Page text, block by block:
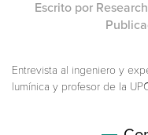
Escrito por
Entrevista al ingeniero y
lumínica y profesor de la